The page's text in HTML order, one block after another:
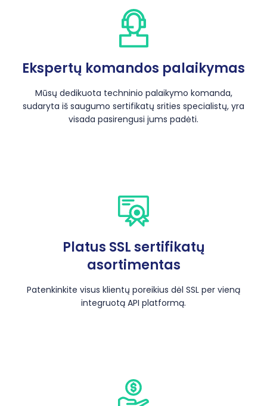
Ekspertų komandos palaikymas
Mūsų dedikuota techninio palaikymo komanda,
sudaryta iš saugumo sertifikatų srities specialistų, yra
visada pasirengusi jums padėti.
Platus SSL sertifikatų
asortimentas
Patenkinkite visus klientų poreikius dėl SSL per vieną
integruotą API platformą.